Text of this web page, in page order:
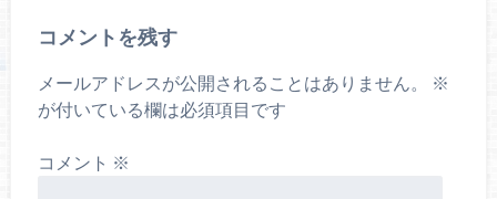
コメントを残す
メールアドレスが公開されることはありません。
※
が付いている欄は必須項目です
コメント ※